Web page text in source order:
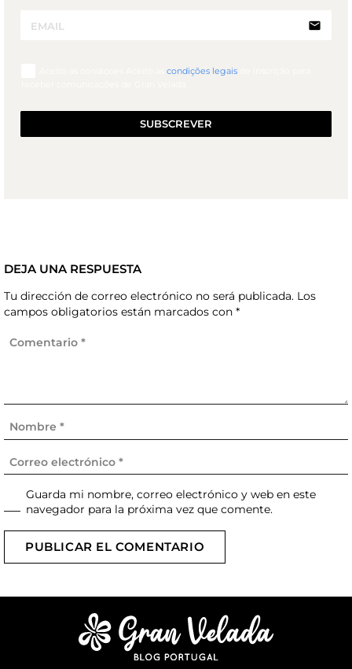
email
condições legais
SUBSCREVER
DEJA UNA RESPUESTA
Tu dirección de correo electrónico no será publicada. Los
campos obligatorios están marcados con *
Guarda mi nombre, correo electrónico y web en este
navegador para la próxima vez que comente.
PUBLICAR EL COMENTARIO